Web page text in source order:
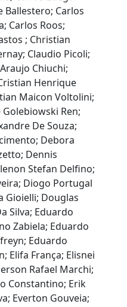
Ballestero; Carlos
Carlos Roos;
; Christian
Claudio Picoli;
Chiuchi;
Henrique
Maicon Voltolini;
Ren;
De Souza;
Debora
Dennis
Stefan Delfino;
Diogo Portugal
Gioielli; Douglas
Silva; Eduardo
Zabiela; Eduardo
Eduardo
Elifa França; Elisnei
Rafael Marchi;
Constantino; Erik
Everton Gouveia;